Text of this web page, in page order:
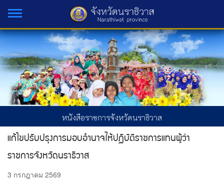
หนังสือราชการจังหวัดนราธิวาส
แก้ไขปรับปรุงการมอบอำนาจให้ปฏิบัติราชการแทนผู้ว่า
ราชการจังหวัดนราธิวาส
3 กรกฎาคม 2569